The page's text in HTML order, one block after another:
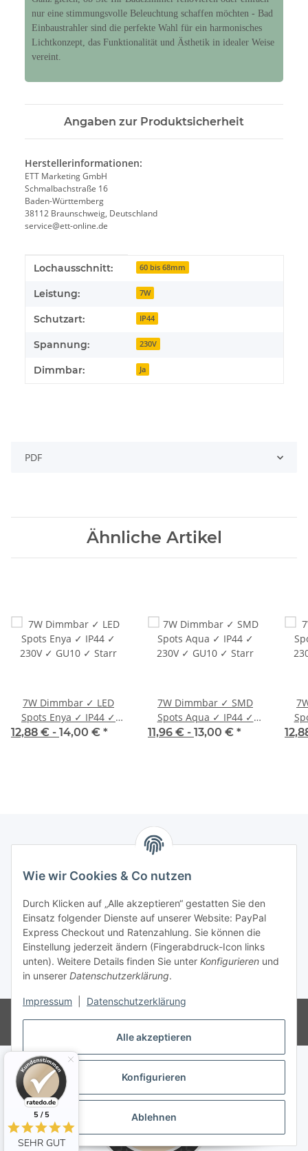
Alle akzeptieren
Konfigurieren
Ablehnen
Wie wir Cookies & Co nutzen
Durch Klicken auf „Alle akzeptieren“ gestatten Sie den
Einsatz folgender Dienste auf unserer Website: PayPal
Express Checkout und Ratenzahlung. Sie können die
Einstellung jederzeit ändern (Fingerabdruck-Icon links
unten). Weitere Details finden Sie unter Konfigurieren und
in unserer Datenschutzerklärung.
Impressum Datenschutzerklärung
nur eine stimmungsvolle Beleuchtung schaffen möchten - Bad
Einbaustrahler sind die perfekte Wahl für ein harmonisches
Lichtkonzept, das Funktionalität und Ästhetik in idealer Weise
vereint.
Angaben zur Produktsicherheit
Herstellerinformationen:
ETT Marketing GmbH
Schmalbachstraße 16
Baden-Württemberg
38112 Braunschweig, Deutschland
service@ett-online.de
Produkteigenschaft
Wert
Lochausschnitt: 60 bis 68mm
Leistung: 7W
Schutzart: IP44
Spannung: 230V
Dimmbar: Ja
PDF
Ähnliche Artikel
7W Dimmbar ✓ LED
Spots Enya ✓ IP44 ✓
230V ✓ GU10 ✓ Starr
12,88 € - 14,00 € *
7W Dimmbar ✓ SMD
Spots Aqua ✓ IP44 ✓
230V ✓ GU10 ✓ Starr
11,96 € - 13,00 € *
Gesetzliche Informationen
Vertrag widerrufen
* Alle Preise inkl. gesetzlicher USt., zzgl.Versand
5 / 5
SEHR GUT